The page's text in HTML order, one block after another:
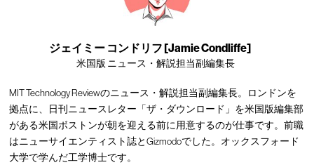
ジェイミー コンドリフ [Jamie Condliffe]
米国版 ニュース・解説担当副編集長
MIT Technology Reviewのニュース・解説担当副編集長。ロンドンを
拠点に、日刊ニュースレター「ザ・ダウンロード」を米国版編集部
がある米国ボストンが朝を迎える前に用意するのが仕事です。前職
はニューサイエンティスト誌とGizmodoでした。オックスフォード
大学で学んだ工学博士です。